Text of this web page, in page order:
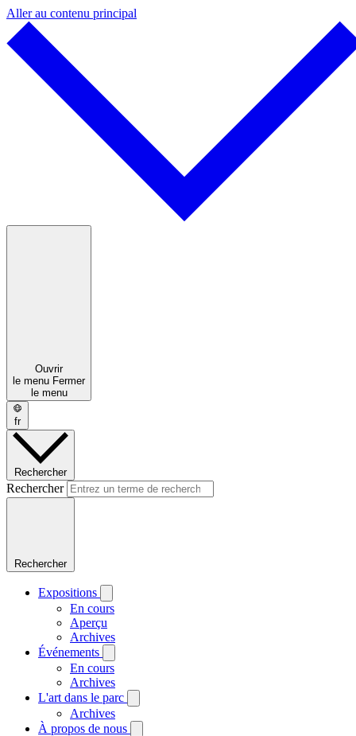
Aller au contenu principal
Ouvrir
le menu Fermer
le menu
fr
Rechercher
Rechercher
Rechercher
Expositions
En cours
Aperçu
Archives
Événements
En cours
Archives
L'art dans le parc
Archives
À propos de nous